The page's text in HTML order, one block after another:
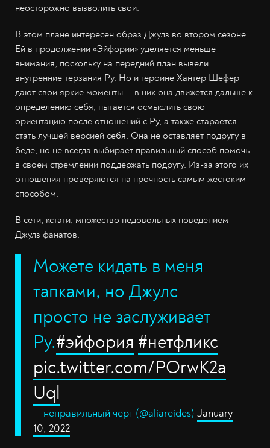
неосторожно вызволить свои.
В этом плане интересен образ Джулз во втором сезоне.
Ей в продолжении «Эйфории» уделяется меньше
внимания, поскольку на передний план вывели
внутренние терзания Ру. Но и героине Хантер Шефер
дают свои яркие моменты — в них она движется дальше к
определению себя, пытается осмыслить свою
ориентацию после отношений с Ру, а также старается
стать лучшей версией себя. Она не оставляет подругу в
беде, но не всегда выбирает правильный способ помочь
в своём стремлении поддержать подругу. Из-за этого их
отношения проверяются на прочность самым жестоким
способом.
В сети, кстати, множество недовольных поведением
Джулз фанатов.
Можете кидать в меня
тапками, но Джулс
просто не заслуживает
Ру.#эйфория #нетфликс
pic.twitter.com/POrwK2a
Uql
— неправильный черт (@aliareides) January
10, 2022